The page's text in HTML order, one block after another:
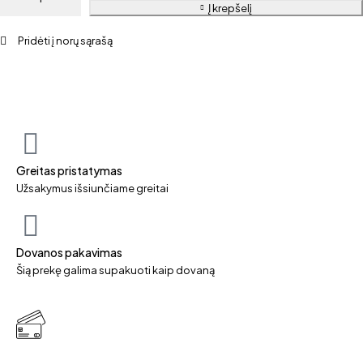
Į krepšelį
Pridėti į norų sąrašą
Greitas pristatymas
Užsakymus išsiunčiame greitai
Dovanos pakavimas
Šią prekę galima supakuoti kaip dovaną